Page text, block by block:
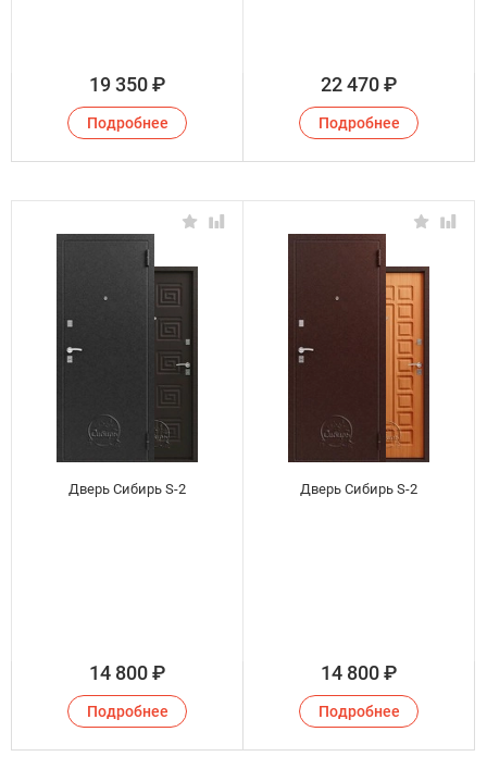
19 350₽
Подробнее
22 470₽
Подробнее
Дверь Сибирь S-2
14 800₽
Подробнее
Дверь Сибирь S-2
14 800₽
Подробнее